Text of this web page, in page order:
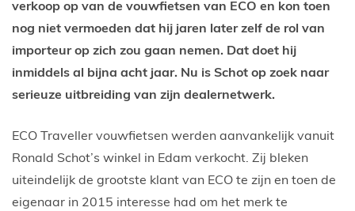
verkoop op van de vouwfietsen van ECO en kon toen
nog niet vermoeden dat hij jaren later zelf de rol van
importeur op zich zou gaan nemen. Dat doet hij
inmiddels al bijna acht jaar. Nu is Schot op zoek naar
serieuze uitbreiding van zijn dealernetwerk.
ECO Traveller vouwfietsen werden aanvankelijk vanuit
Ronald Schot’s winkel in Edam verkocht. Zij bleken
uiteindelijk de grootste klant van ECO te zijn en toen de
eigenaar in 2015 interesse had om het merk te